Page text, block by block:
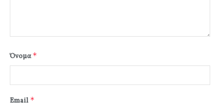
Όνομα*
Email *